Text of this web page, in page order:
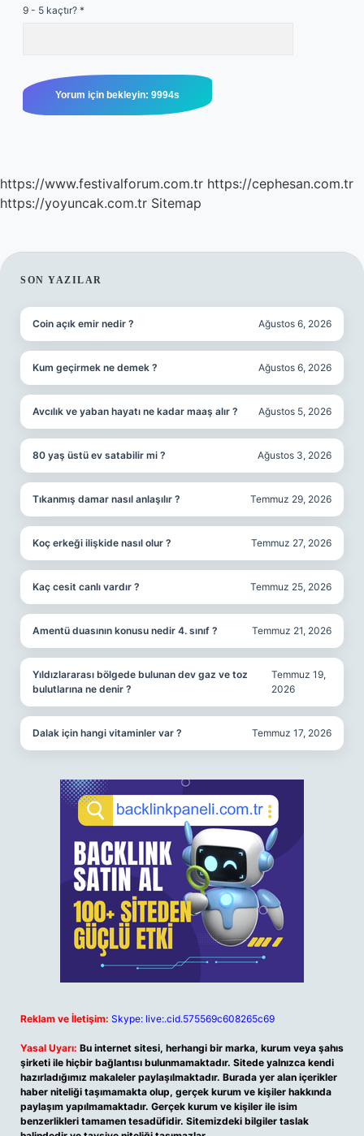
9 - 5 kaçtır? *
https://www.festivalforum.com.tr https://cephesan.com.tr
https://yoyuncak.com.tr Sitemap
SIDEBAR
SON YAZILAR
Coin açık emir nedir ? Ağustos 6, 2026
Kum geçirmek ne demek ? Ağustos 6, 2026
Avcılık ve yaban hayatı ne kadar maaş alır ? Ağustos 5, 2026
80 yaş üstü ev satabilir mi ? Ağustos 3, 2026
Tıkanmış damar nasıl anlaşılır ? Temmuz 29, 2026
Koç erkeği ilişkide nasıl olur ? Temmuz 27, 2026
Kaç cesit canlı vardır ? Temmuz 25, 2026
Amentü duasının konusu nedir 4. sınıf ? Temmuz 21, 2026
Yıldızlararası bölgede bulunan dev gaz ve toz
bulutlarına ne denir ?
Temmuz 19,
2026
Dalak için hangi vitaminler var ? Temmuz 17, 2026
Reklam ve İletişim: Skype: live:.cid.575569c608265c69
Yasal Uyarı: Bu internet sitesi, herhangi bir marka, kurum veya şahıs
şirketi ile hiçbir bağlantısı bulunmamaktadır. Sitede yalnızca kendi
hazırladığımız makaleler paylaşılmaktadır. Burada yer alan içerikler
haber niteliği taşımamakta olup, gerçek kurum ve kişiler hakkında
paylaşım yapılmamaktadır. Gerçek kurum ve kişiler ile isim
benzerlikleri tamamen tesadüfidir. Sitemizdeki bilgiler taslak